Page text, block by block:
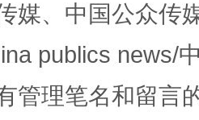
媒、中国公众传
publics news/
管理笔名和留言